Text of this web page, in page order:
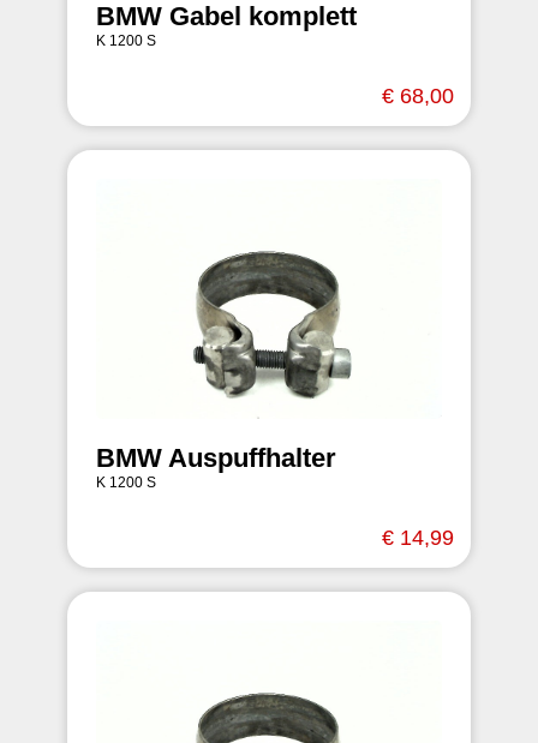
BMW Gabel komplett
K 1200 S
€ 68,00
BMW Auspuffhalter
K 1200 S
€ 14,99